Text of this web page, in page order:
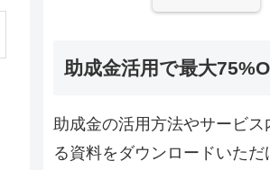
助成金活用で最大
助成金の活用方法やサービス
る資料をダウンロードいただ